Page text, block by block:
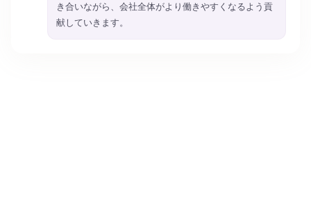
き合いながら、会社全体がより働きやすくなるよう貢
献していきます。